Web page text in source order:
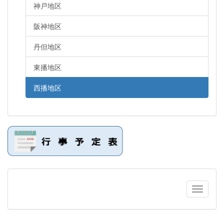
神戸地区
阪神地区
丹但地区
東播地区
西播地区